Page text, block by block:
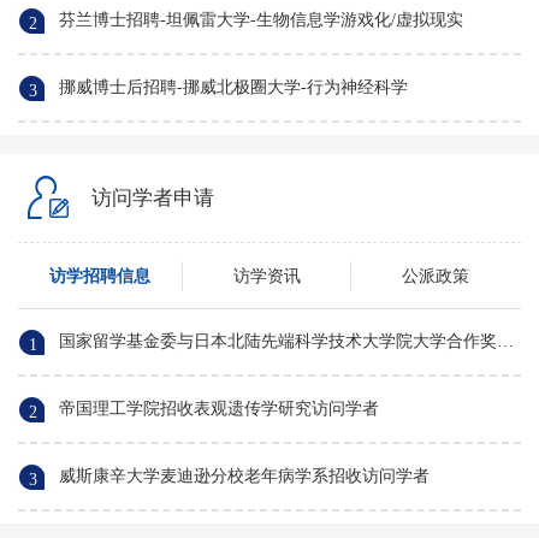
2 芬兰博士招聘-坦佩雷大学-生物信息学游戏化/虚拟现实
3 挪威博士后招聘-挪威北极圈大学-行为神经科学
访问学者申请
访学招聘信息 访学资讯 公派政策
1
2 帝国理工学院招收表观遗传学研究访问学者
3 威斯康辛大学麦迪逊分校老年病学系招收访问学者